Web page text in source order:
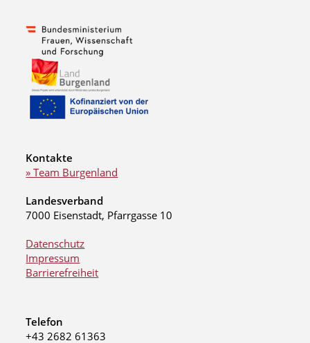
Kontakte
» Team Burgenland
Landesverband
7000 Eisenstadt, Pfarrgasse 10
Datenschutz
Impressum
Barrierefreiheit
Telefon
+43 2682 61363